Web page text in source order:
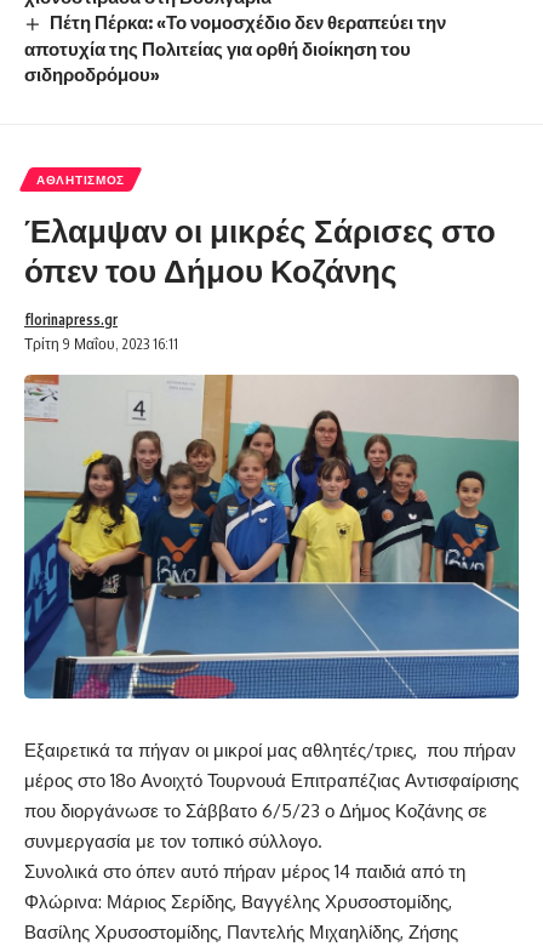
Πέτη Πέρκα: «Το νομοσχέδιο δεν θεραπεύει την
αποτυχία της Πολιτείας για ορθή διοίκηση του
σιδηροδρόμου»
ΑΘΛΗΤΙΣΜΌΣ
Έλαμψαν οι μικρές Σάρισες στο
όπεν του Δήμου Κοζάνης
Τρίτη 9 Μαΐου, 2023 16:11
florinapress.gr
Εξαιρετικά τα πήγαν οι μικροί μας αθλητές/τριες, που πήραν
μέρος στο 18ο Ανοιχτό Τουρνουά Επιτραπέζιας Αντισφαίρισης
που διοργάνωσε το Σάββατο 6/5/23 ο Δήμος Κοζάνης σε
συνμεργασία με τον τοπικό σύλλογο.
Συνολικά στο όπεν αυτό πήραν μέρος 14 παιδιά από τη
Φλώρινα: Μάριος Σερίδης, Βαγγέλης Χρυσοστομίδης,
Βασίλης Χρυσοστομίδης, Παντελής Μιχαηλίδης, Ζήσης